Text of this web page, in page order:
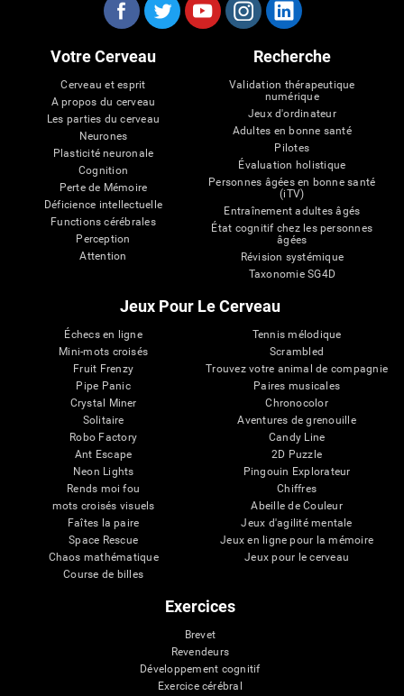
Votre Cerveau
Cerveau et esprit
A propos du cerveau
Les parties du cerveau
Neurones
Plasticité neuronale
Cognition
Perte de Mémoire
Déficience intellectuelle
Functions cérébrales
Perception
Attention
Recherche
Validation thérapeutique
numérique
Jeux d'ordinateur
Adultes en bonne santé
Pilotes
Évaluation holistique
Personnes âgées en bonne santé
(iTV)
Entraînement adultes âgés
État cognitif chez les personnes
âgées
Révision systémique
Taxonomie SG4D
Jeux Pour Le Cerveau
Échecs en ligne
Mini-mots croisés
Fruit Frenzy
Pipe Panic
Crystal Miner
Solitaire
Robo Factory
Ant Escape
Neon Lights
Rends moi fou
mots croisés visuels
Faîtes la paire
Space Rescue
Chaos mathématique
Course de billes
Tennis mélodique
Scrambled
Trouvez votre animal de compagnie
Paires musicales
Chronocolor
Aventures de grenouille
Candy Line
2D Puzzle
Pingouin Explorateur
Chiffres
Abeille de Couleur
Jeux d'agilité mentale
Jeux en ligne pour la mémoire
Jeux pour le cerveau
Exercices
Brevet
Revendeurs
Développement cognitif
Exercice cérébral